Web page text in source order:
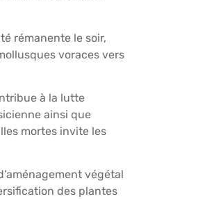
rémanente le soir,
voraces vers
à la lutte
ainsi que
mortes invite les
végétal
des plantes